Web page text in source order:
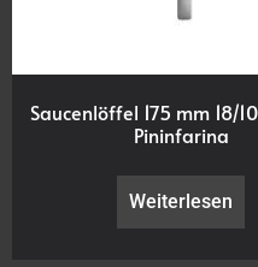
Saucenlöffel 175 mm 18/
Pininfarina
Weiterlesen